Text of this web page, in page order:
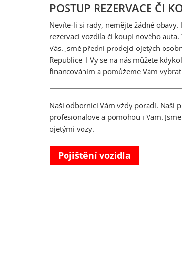
POSTUP REZERVACE ČI
Nevíte-li si rady, nemějte žádné
rezervaci vozdila či koupi nového
Vás. Jsmě přední prodejci ojetých
Republice! I Vy se na nás můžete
financováním a pomůžeme Vám
Naši odborníci Vám vždy poradí. Naši
profesionálové a pomohou i Vám.
ojetými vozy.
Pojištění vozidla